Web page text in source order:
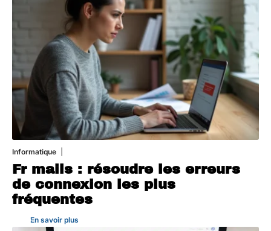
Informatique
Fr mails : résoudre les erreurs
de connexion les plus
fréquentes
En savoir plus